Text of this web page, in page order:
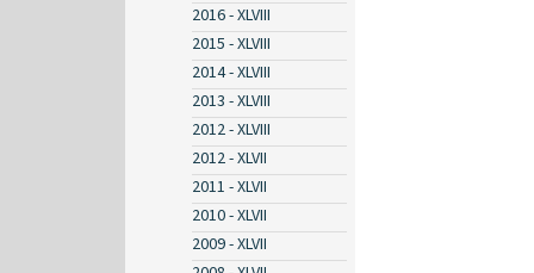
2016 - XLVIII
2015 - XLVIII
2014 - XLVIII
2013 - XLVIII
2012 - XLVIII
2012 - XLVII
2011 - XLVII
2010 - XLVII
2009 - XLVII